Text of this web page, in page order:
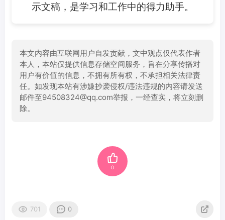
示文稿，是学习和工作中的得力助手。
本文内容由互联网用户自发贡献，文中观点仅代表作者
本人，本站仅提供信息存储空间服务，旨在分享传播对
用户有价值的信息，不拥有所有权，不承担相关法律责
任。如发现本站有涉嫌抄袭侵权/违法违规的内容请发送
邮件至94508324@qq.com举报，一经查实，将立刻删
除。
0
701 0